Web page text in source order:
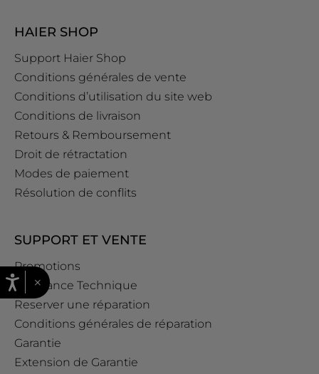
HAIER SHOP
Support Haier Shop
Conditions générales de vente
Conditions d’utilisation du site web
Conditions de livraison
Retours & Remboursement
Droit de rétractation
Modes de paiement
Résolution de conflits
SUPPORT ET VENTE
Promotions
Assistance Technique
Reserver une réparation
Conditions générales de réparation
Garantie
Extension de Garantie
×